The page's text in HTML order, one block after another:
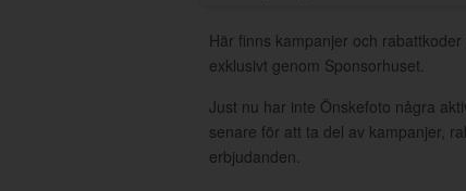
Här finns kampanjer och
exklusivt genom Sponsorhuset.
Just nu har inte Önskefoto några
senare för att ta del av kampanjer,
erbjudanden.